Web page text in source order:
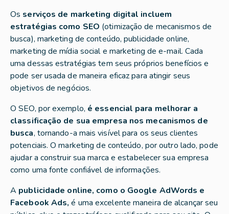
Os serviços de marketing digital incluem
estratégias como SEO (otimização de mecanismos de
busca), marketing de conteúdo, publicidade online,
marketing de mídia social e marketing de e-mail. Cada
uma dessas estratégias tem seus próprios benefícios e
pode ser usada de maneira eficaz para atingir seus
objetivos de negócios.
O SEO, por exemplo, é essencial para melhorar a
classificação de sua empresa nos mecanismos de
busca, tornando-a mais visível para os seus clientes
potenciais. O marketing de conteúdo, por outro lado, pode
ajudar a construir sua marca e estabelecer sua empresa
como uma fonte confiável de informações.
A publicidade online, como o Google AdWords e
Facebook Ads, é uma excelente maneira de alcançar seu